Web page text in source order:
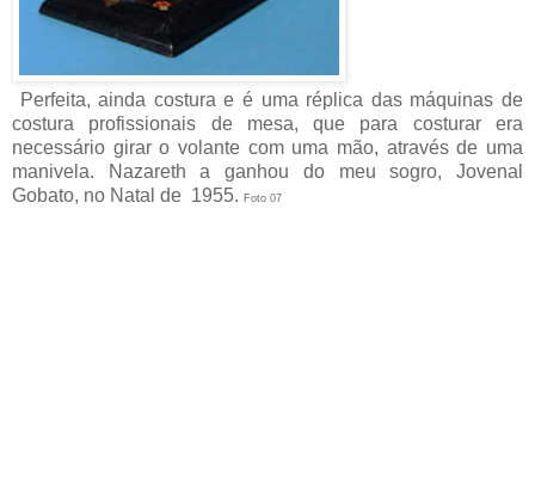
Perfeita, ainda costura e é uma réplica das máquinas de
costura profissionais de mesa, que para costurar era
necessário girar o volante com uma mão, através de uma
manivela. Nazareth a ganhou do meu sogro, Jovenal
Gobato, no Natal de 1955. Foto 07